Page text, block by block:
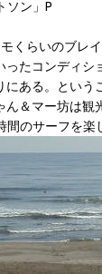
ソン」P
くらいのブレ
ったコンディシ
にある。という
ん＆マー坊は観
のサーフを楽